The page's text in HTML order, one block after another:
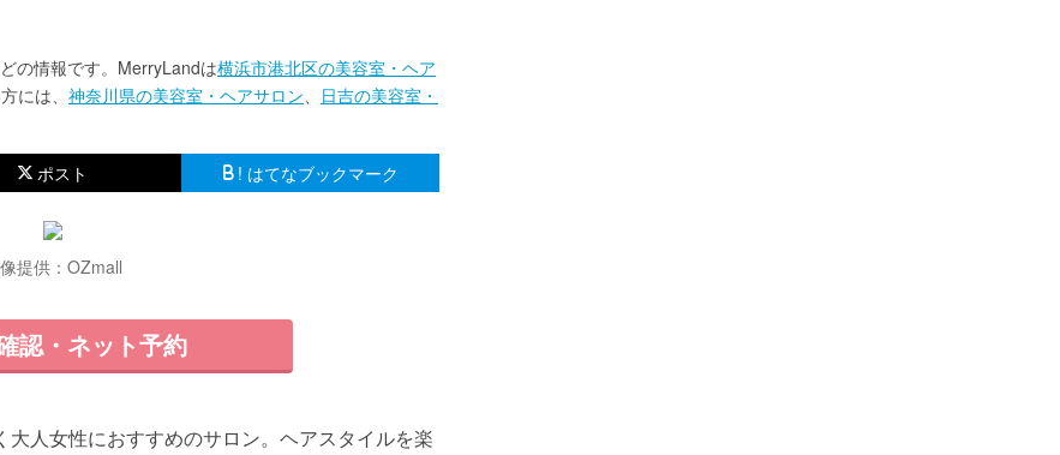
の情報です。MerryLandは横浜市港北区の美容室・ヘア
には、 神奈川県の美容室・ヘアサロン
日吉の美容室・
ポスト ! はてなブックマーク
提供：OZmall
認・ネット予約
人女性におすすめのサロン。ヘアスタイルを楽